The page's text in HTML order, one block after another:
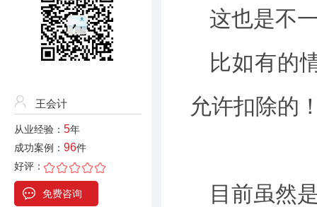
王会计
从业经验： 5年
成功案例： 96件
好评：
免费咨询
这也是不
比如有的
允许扣除的
目前虽然